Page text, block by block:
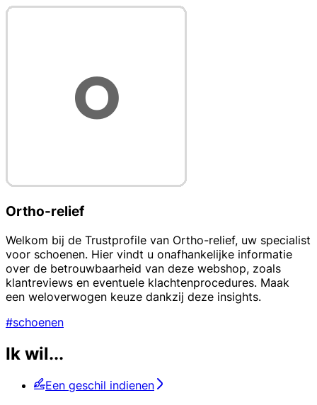
Ortho-relief
Welkom bij de Trustprofile van Ortho-relief, uw specialist
voor schoenen. Hier vindt u onafhankelijke informatie
over de betrouwbaarheid van deze webshop, zoals
klantreviews en eventuele klachtenprocedures. Maak
een weloverwogen keuze dankzij deze insights.
#schoenen
Ik wil...
Een geschil indienen